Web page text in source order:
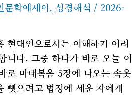
문학에세이, 성경해석 / 2026-
현대인으로서는 이해하기 어려
니다. 그중 하나가 바로 오늘 이
로 마태복음 5장에 나오는 속옷
뺏으려고 법정에 세운 자에게